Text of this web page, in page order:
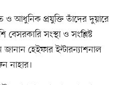
আধুনিক প্রযুক্তি তাঁদের দুয়ারে
সংস্থা ও সংশ্লিষ্ট
হেইফার ইন্টারন্যাশনাল
নাহার।